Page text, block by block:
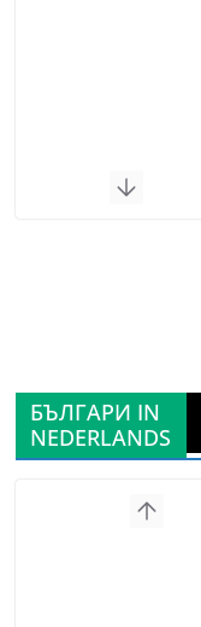
БЪЛГАРИ IN
NEDERLANDS